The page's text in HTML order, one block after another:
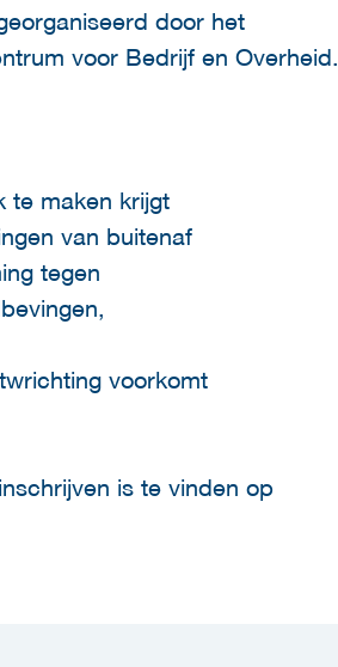
door het
voor Bedrijf en Overheid.
te maken krijgt
van buitenaf
tegen
voorkomt
is te vinden op